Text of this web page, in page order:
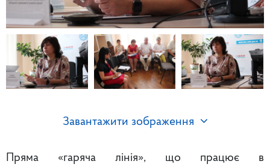
Завантажити зображення
Пряма «гаряча лінія», що працює в